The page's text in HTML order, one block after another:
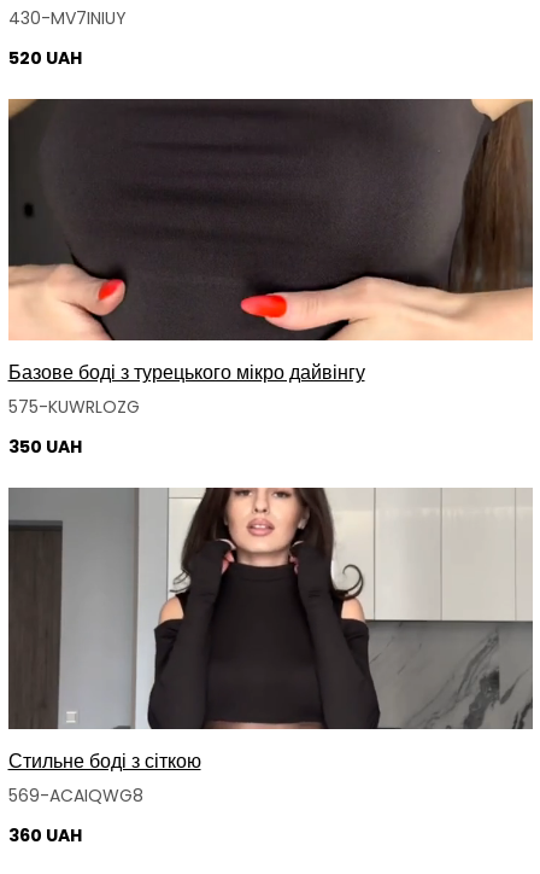
430-MV7INIUY
520 UAH
Базове боді з турецького мікро дайвінгу
575-KUWRLOZG
350 UAH
Стильне боді з сіткою
569-ACAIQWG8
360 UAH